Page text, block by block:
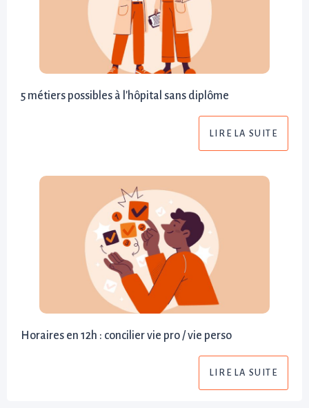
5 métiers possibles à l'hôpital sans diplôme
LIRE LA SUITE
Horaires en 12h : concilier vie pro / vie perso
LIRE LA SUITE